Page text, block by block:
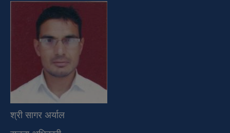
श्री सागर अर्याल